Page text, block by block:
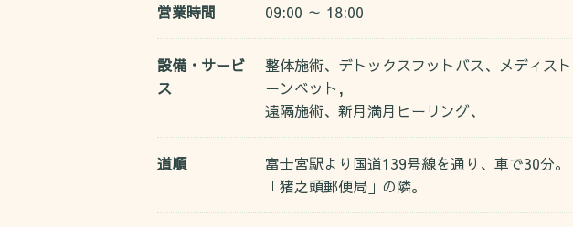
営業時間 09:00 ～ 18:00
設備・サービ
ス
整体施術、デトックスフットバス、メディスト
ーンベット,
遠隔施術、新月満月ヒーリング、
道順
富士宮駅より国道139号線を通り、車で30分。
「猪之頭郵便局」の隣。